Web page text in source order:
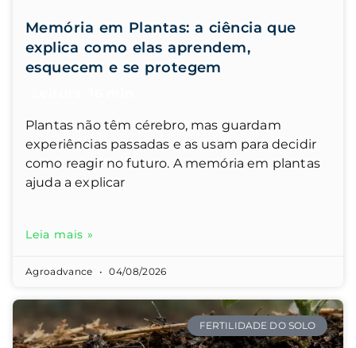
Memória em Plantas: a ciência que
explica como elas aprendem,
esquecem e se protegem
Plantas não têm cérebro, mas guardam
experiências passadas e as usam para decidir
como reagir no futuro. A memória em plantas
ajuda a explicar
Leia mais »
Agroadvance 04/08/2026
FERTILIDADE DO SOLO